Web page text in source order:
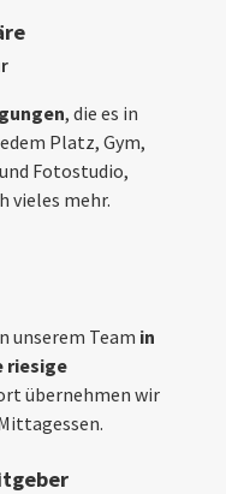
, die es in
Platz, Gym,
Fotostudio,
vieles mehr.
unserem Team in
riesige
übernehmen wir